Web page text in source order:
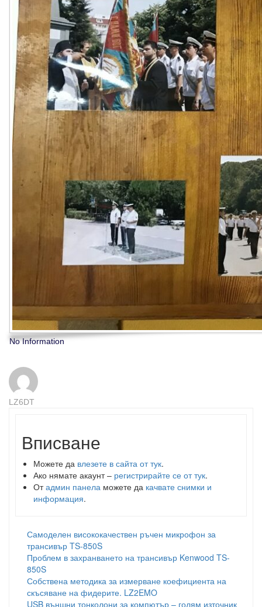
No Information
LZ6DT
Вписване
Можете да влезете в сайта от тук.
Ако нямате акаунт – регистрирайте се от тук.
Отадмин панела можете да качвате снимки и
информация.
Самоделен висококачествен ръчен микрофон за
трансивър TS-850S
Проблем в захранването на трансивър Kenwood TS-
850S
Собствена методика за измерване коефициента на
скъсяване на фидерите. LZ2EMO
USB външни тонколони за компютър – голям източник